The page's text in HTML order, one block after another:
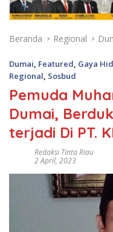
Beranda Regional
Dumai Featured Gaya
Regional Sosbud
Pemuda
Dumai,
terjadi Di PT.
Redaksi Tinta Riau
2 April, 2023